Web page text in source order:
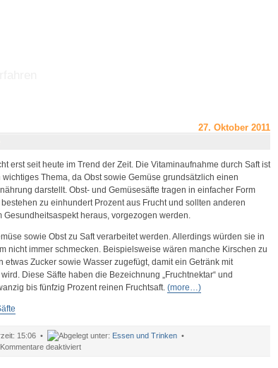
27. Oktober 2011
erst seit heute im Trend der Zeit. Die Vitaminaufnahme durch Saft ist
Thema, da Obst sowie Gemüse grundsätzlich einen
darstellt. Obst- und Gemüsesäfte tragen in einfacher Form
zu einhundert Prozent aus Frucht und sollten anderen
Gesundheitsaspekt heraus, vorgezogen werden.
sowie Obst zu Saft verarbeitet werden. Allerdings würden sie in
nicht immer schmecken. Beispielsweise wären manche Kirschen zu
etwas Zucker sowie Wasser zugefügt, damit ein Getränk mit
Diese Säfte haben die Bezeichnung „Fruchtnektar“ und
bis fünfzig Prozent reinen Fruchtsaft. (more…)
15:06 • Essen und Trinken•
Kommentare deaktiviertfür